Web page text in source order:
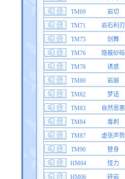
TM69
岩切
TM71
岩石利刃
TM75
剑舞
TM76
隐蔽砂砾
TM78
诱惑
TM80
岩崩
TM82
梦话
TM83
自然恩惠
TM84
毒刺
TM87
虚张声势
TM90
替身
HM04
怪力
HM06
碎岩